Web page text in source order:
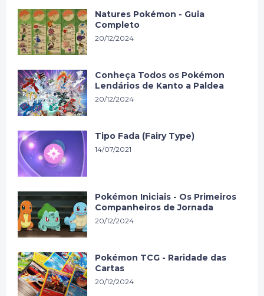
Natures Pokémon - Guia
Completo
20/12/2024
Conheça Todos os Pokémon
Lendários de Kanto a Paldea
20/12/2024
Tipo Fada (Fairy Type)
14/07/2021
Pokémon Iniciais - Os Primeiros
Companheiros de Jornada
20/12/2024
Pokémon TCG - Raridade das
Cartas
20/12/2024